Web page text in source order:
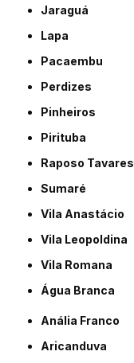
Jaraguá
Lapa
Pacaembu
Perdizes
Pinheiros
Pirituba
Raposo Tavares
Sumaré
Vila Anastácio
Vila Leopoldina
Vila Romana
Água Branca
Anália Franco
Aricanduva